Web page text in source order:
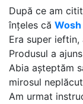
După ce am
înțeles că Wosh
Era super ieftin,
Produsul a
Abia așteptăm
mirosul
Am urmat